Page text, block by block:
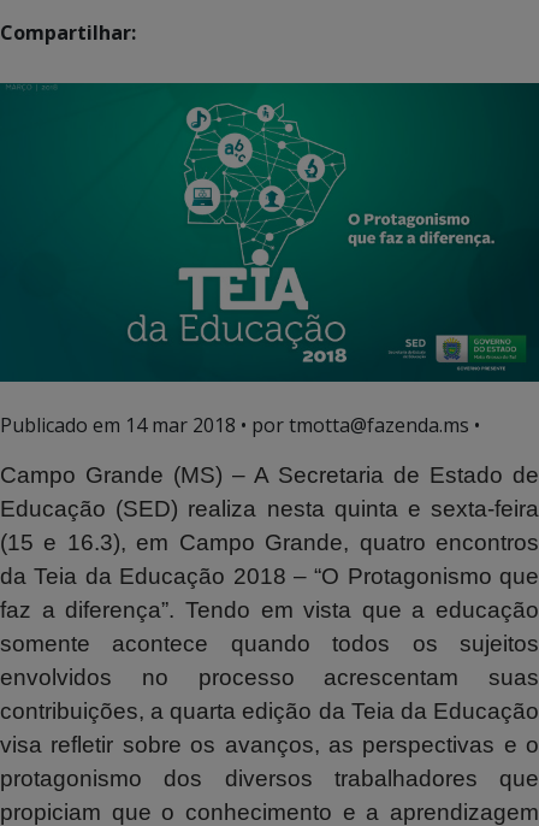
Compartilhar:
Publicado em 14 mar 2018 • por tmotta@fazenda.ms •
Campo Grande (MS) – A Secretaria de Estado de
Educação (SED) realiza nesta quinta e sexta-feira
(15 e 16.3), em Campo Grande, quatro encontros
da Teia da Educação 2018 – “O Protagonismo que
faz a diferença”. Tendo em vista que a educação
somente acontece quando todos os sujeitos
envolvidos no processo acrescentam suas
contribuições, a quarta edição da Teia da Educação
visa refletir sobre os avanços, as perspectivas e o
protagonismo dos diversos trabalhadores que
propiciam que o conhecimento e a aprendizagem